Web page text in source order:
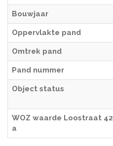
Bouwjaar
Oppervlakte pand
Omtrek pand
Pand nummer
Object status
WOZ waarde Loostraat 42
a